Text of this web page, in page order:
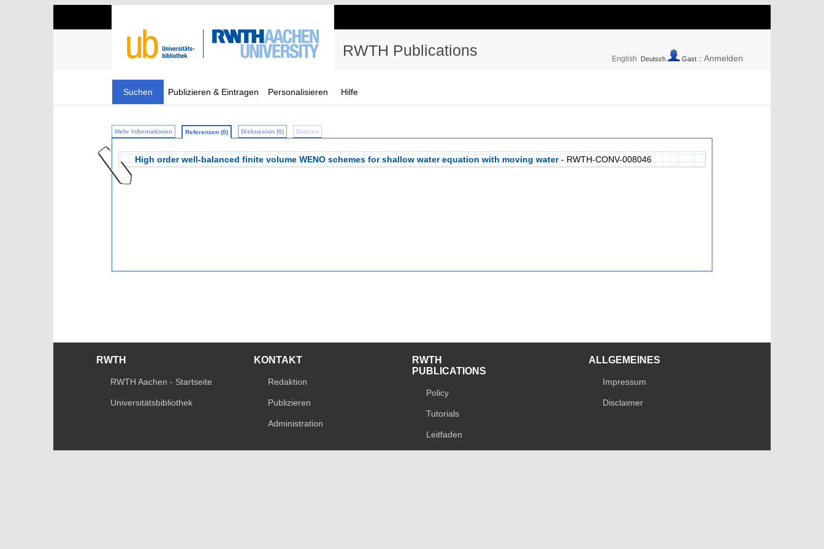
RWTH Publications English Deutsch Gast :: Anmelden
Suchen Publizieren & Eintragen Personalisieren Hilfe
Mehr Informationen Referenzen (0) Diskussion (0) Dateien
High order well-balanced finite volume WENO schemes for shallow water equation with moving water- RWTH-CONV-008046
RWTH
RWTH Aachen - Startseite
Universitätsbibliothek
KONTAKT
Redaktion
Publizieren
Administration
RWTH
PUBLICATIONS
Policy
Tutorials
Leitfaden
ALLGEMEINES
Impressum
Disclaimer